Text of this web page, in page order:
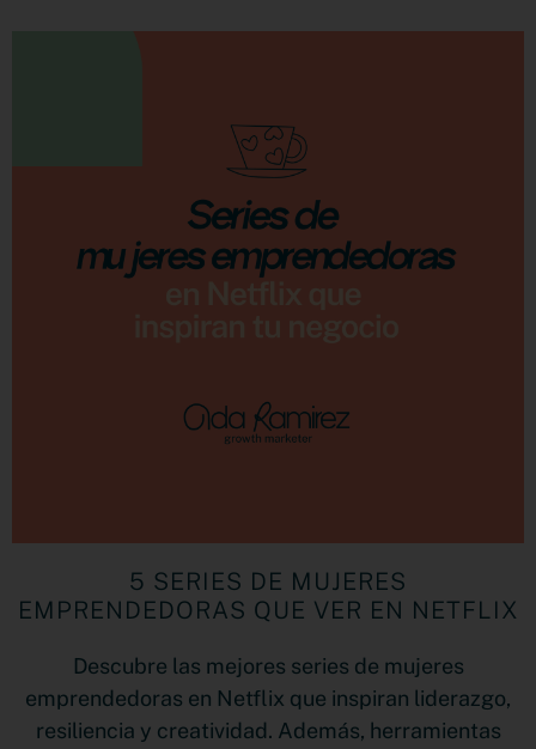
5 SERIES DE MUJERES
EMPRENDEDORAS QUE VER EN NETFLIX
Descubre las mejores series de mujeres
emprendedoras en Netflix que inspiran liderazgo,
resiliencia y creatividad. Además, herramientas